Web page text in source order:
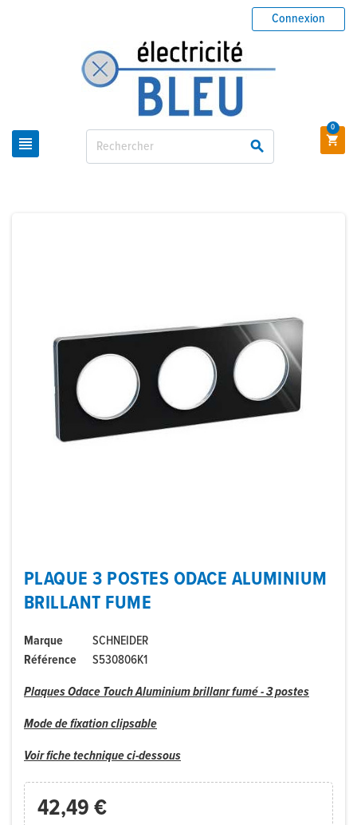
 
Connexion

0
PLAQUE 3 POSTES ODACE ALUMINIUM
BRILLANT FUME
Marque
SCHNEIDER
Référence
S530806K1
Plaques Odace Touch Aluminium brillanr fumé - 3 postes
Mode de fixation clipsable
Voir fiche technique ci-dessous
42,49 €